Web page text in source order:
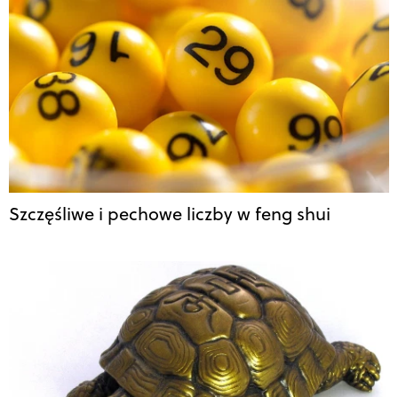
Szczęśliwe i pechowe liczby w feng shui